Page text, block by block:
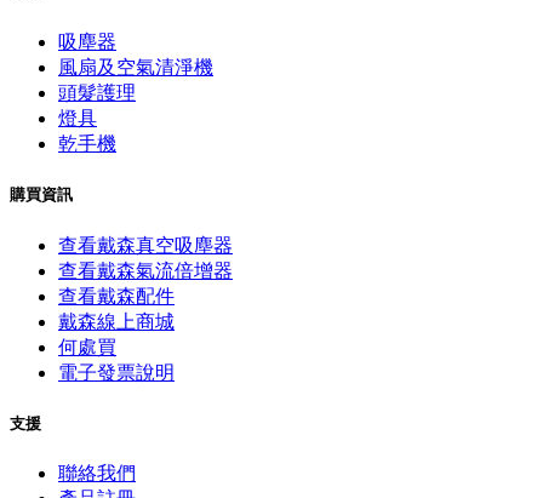
吸塵器
風扇及空氣清淨機
頭髮護理
燈具
乾手機
購買資訊
查看戴森真空吸塵器
查看戴森氣流倍增器
查看戴森配件
戴森線上商城
何處買
電子發票說明
支援
聯絡我們